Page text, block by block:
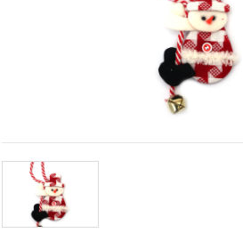
zobrazovali
obsah a
reklamu, a
pomocí
našich